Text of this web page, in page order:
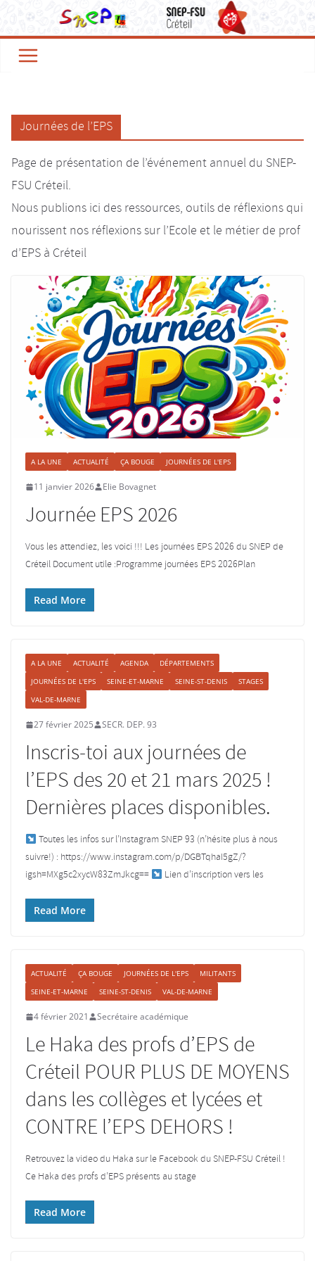
contenu
Journées de l’EPS
Page de présentation de l’événement annuel du SNEP-
FSU Créteil.
Nous publions ici des ressources, outils de réflexions qui
nourissent nos réflexions sur l’Ecole et le métier de prof
d’EPS à Créteil
A LA UNE ACTUALITÉ ÇA BOUGE JOURNÉES DE L'EPS
11 janvier 2026 Elie Bovagnet
Journée EPS 2026
Vous les attendiez, les voici !!! Les journées EPS 2026 du SNEP de
Créteil Document utile :Programme journées EPS 2026Plan
Read More
A LA UNE ACTUALITÉ AGENDA
DÉPARTEMENTS
JOURNÉES DE L'EPS
SEINE-ET-MARNE SEINE-ST-DENIS
STAGES
VAL-DE-MARNE
27 février 2025 SECR. DEP. 93
Inscris-toi aux journées de
l’EPS des 20 et 21 mars 2025 !
Dernières places disponibles.
Toutes les infos sur l’Instagram SNEP 93 (n’hésite plus à nous
suivre!) : https://www.instagram.com/p/DGBTqhaI5gZ/?
igsh=MXg5c2xycW83ZmJkcg==
Lien d’inscription vers les
Read More
ACTUALITÉ ÇA BOUGE JOURNÉES DE L'EPS
MILITANTS
SEINE-ET-MARNE
SEINE-ST-DENIS VAL-DE-MARNE
4 février 2021 Secrétaire académique
Le Haka des profs d’EPS de
Créteil POUR PLUS DE MOYENS
dans les collèges et lycées et
CONTRE l’EPS DEHORS !
Retrouvez la video du Haka sur le Facebook du SNEP-FSU Créteil !
Ce Haka des profs d’EPS présents au stage
Read More